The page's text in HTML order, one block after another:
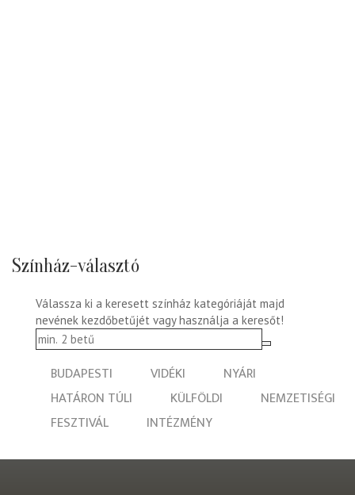
Színház-választó
Válassza ki a keresett színház kategóriáját majd
nevének kezdőbetűjét vagy használja a keresőt!
BUDAPESTI VIDÉKI
NYÁRI
HATÁRON TÚLI
KÜLFÖLDI
NEMZETISÉGI
FESZTIVÁL
INTÉZMÉNY